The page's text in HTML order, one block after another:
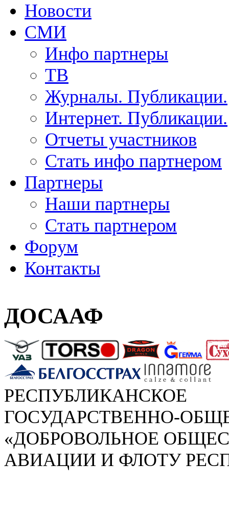
Новости
СМИ
Инфо партнеры
ТВ
Журналы. Публикации.
Интернет. Публикации.
Отчеты участников
Стать инфо партнером
Партнеры
Наши партнеры
Стать партнером
Форум
Контакты
ДОСААФ
РЕСПУБЛИКАНСКОЕ
ГОСУДАРСТВЕННО-
«ДОБРОВОЛЬНОЕ
АВИАЦИИ И ФЛОТУ